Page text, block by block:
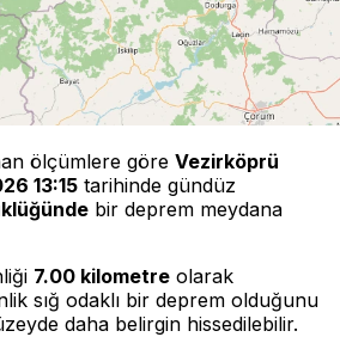
ölçümlere göre Vezirköprü
13:15 tarihinde gündüz
bir deprem meydana
7.00 kilometre olarak
sığ odaklı bir deprem olduğunu
daha belirgin hissedilebilir.